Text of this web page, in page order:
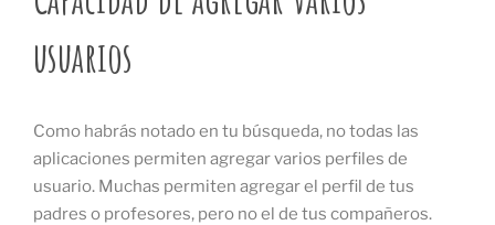
usuarios
Como habrás notado en tu búsqueda, no todas las
aplicaciones permiten agregar varios perfiles de
usuario. Muchas permiten agregar el perfil de tus
padres o profesores, pero no el de tus compañeros.